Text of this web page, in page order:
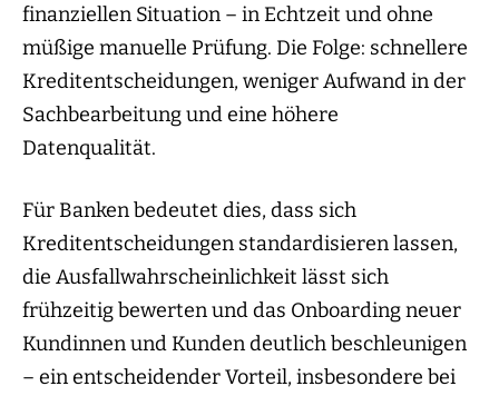
finanziellen Situation – in Echtzeit und ohne
müßige manuelle Prüfung. Die Folge: schnellere
Kreditentscheidungen, weniger Aufwand in der
Sachbearbeitung und eine höhere
Datenqualität.
Für Banken bedeutet dies, dass sich
Kreditentscheidungen standardisieren lassen,
die Ausfallwahrscheinlichkeit lässt sich
frühzeitig bewerten und das Onboarding neuer
Kundinnen und Kunden deutlich beschleunigen
– ein entscheidender Vorteil, insbesondere bei